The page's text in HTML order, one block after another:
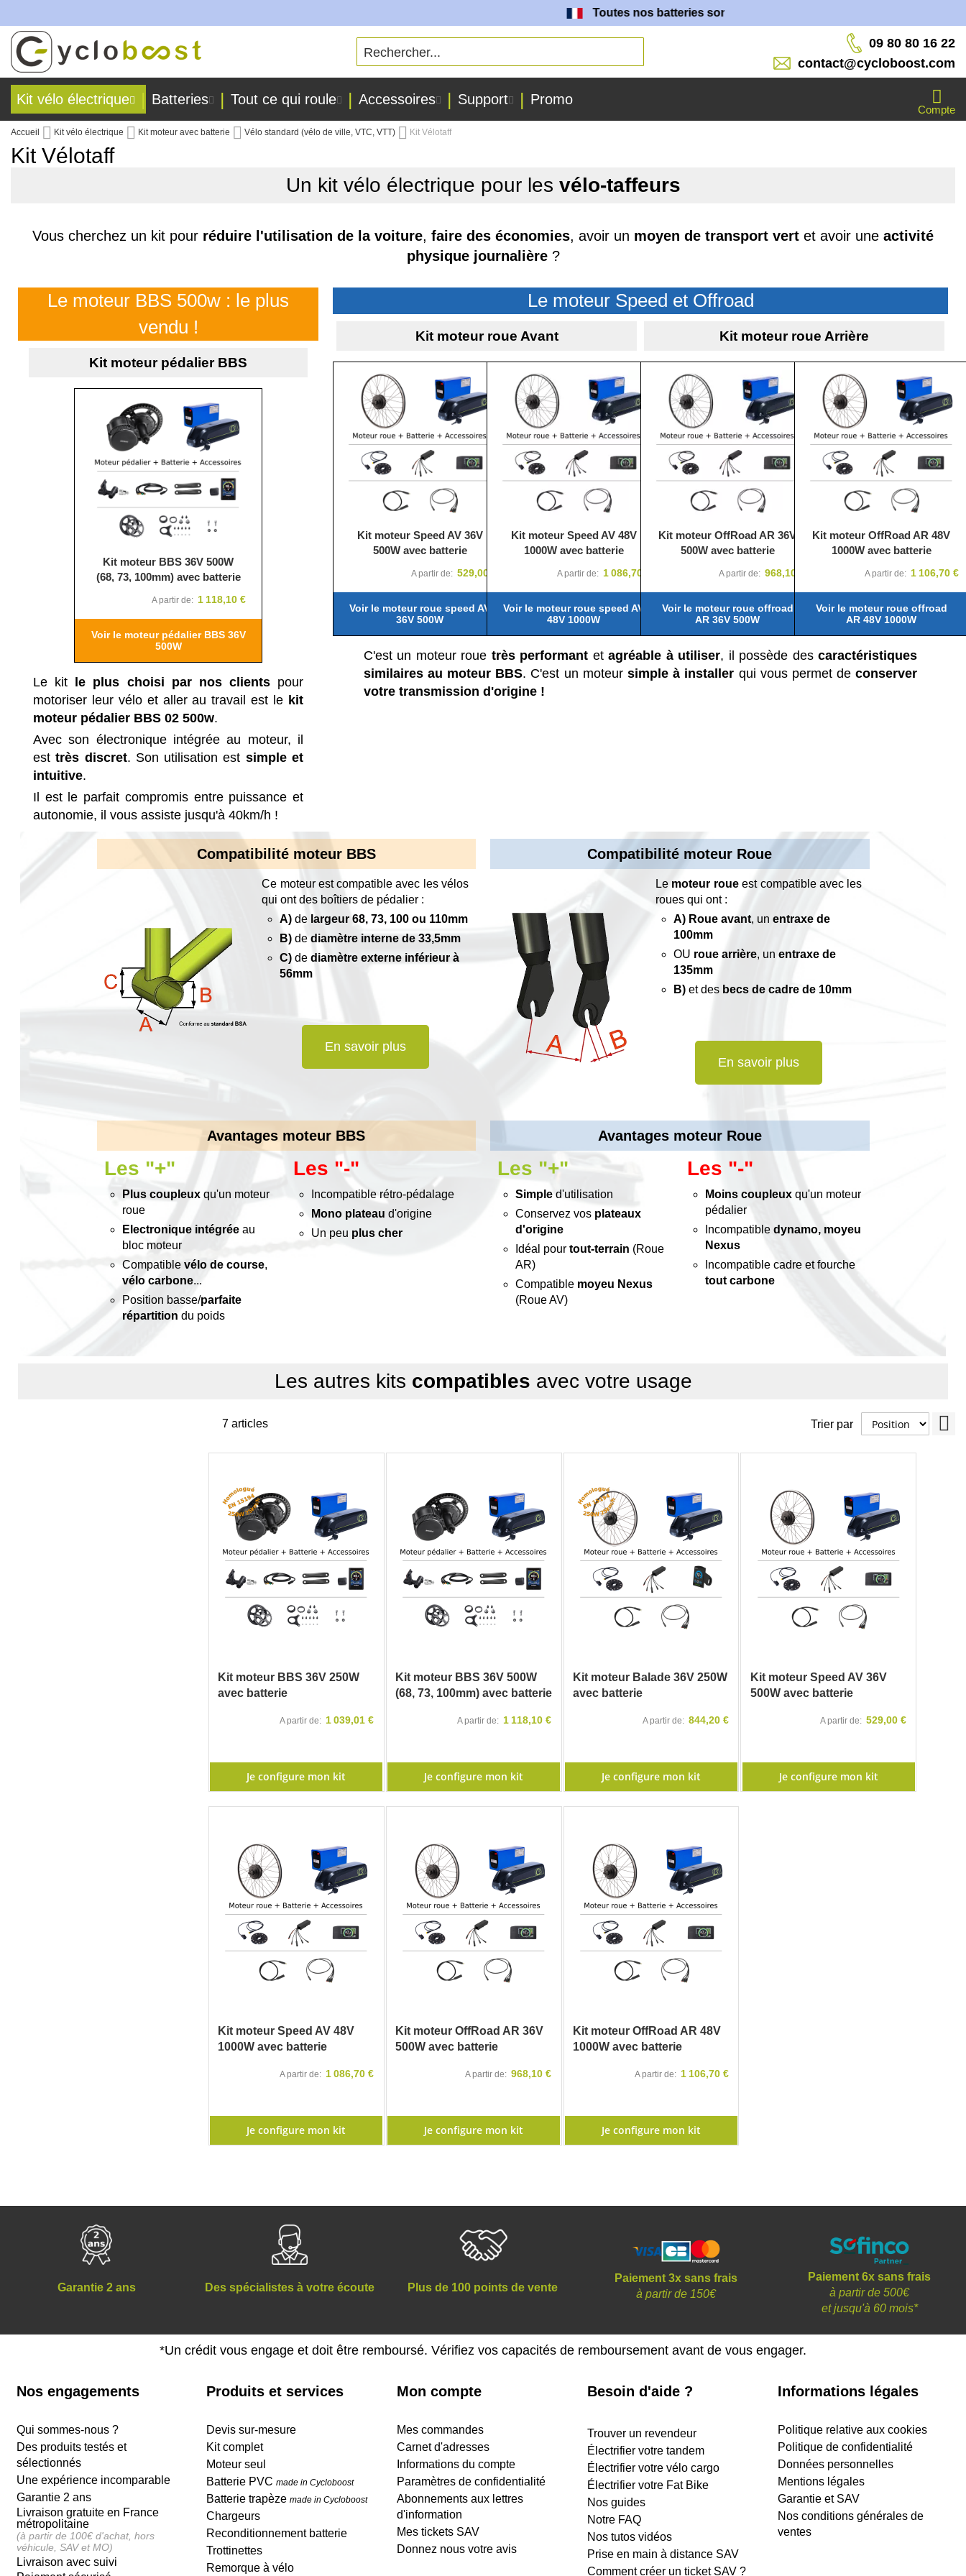
Toutes nos batteries sont fabriquées dans nos ateliers !
Allez
au
contenu
09 80 80 16 22
contact@cycloboost.com
Compte
Kit vélo électrique Batteries Tout ce qui roule Accessoires Support Promo
Accueil Kit vélo électrique Kit moteur avec batterie Vélo standard (vélo de ville, VTC, VTT) Kit Vélotaff
Kit Vélotaff
Un kit vélo électrique pour les vélo-taffeurs
Vous cherchez un kit pour réduire l'utilisation de la voiture, faire des économies, avoir un moyen de transport vert et avoir une activité
physique journalière?
Le moteur BBS 500w : le plus
vendu !
Kit moteur pédalier BBS
Kit moteur BBS 36V 500W
(68, 73, 100mm) avec batterie
A partir de 1 118,10 €
Voir le moteur pédalier BBS 36V
500W
Le kit le plus choisi par nos clientspour
motoriser leur vélo et aller au travail est le kit
moteur pédalier BBS 02 500w.
Avec son électronique intégrée au moteur, il
esttrès discret. Son utilisation est simple et
intuitive.
Il est le parfait compromis entre puissance et
autonomie, il vous assiste jusqu'à 40km/h !
Le moteur Speed et Offroad
Kit moteur roue Avant
Kit moteur Speed AV 36V
500W avec batterie
A partir de 529,00 €
Voir le moteur roue speed AV
36V 500W
Kit moteur Speed AV 48V
1000W avec batterie
A partir de 1 086,70 €
Voir le moteur roue speed AV
48V 1000W
Kit moteur roue Arrière
Kit moteur OffRoad AR 36V
500W avec batterie
A partir de 968,10 €
Voir le moteur roue offroad
AR 36V 500W
Kit moteur OffRoad AR 48V
1000W avec batterie
A partir de 1 106,70 €
Voir le moteur roue offroad
AR 48V 1000W
C'est un moteur roue très performant et agréable à utiliser, il possède descaractéristiques
similaires au moteur BBS. C'est un moteur simple à installer qui vous permet deconserver
votre transmission d'origine !
Compatibilité moteur BBS
Ce moteur est compatible avec les vélos
qui ont des boîtiers de pédalier :
A) de largeur 68, 73, 100 ou 110mm
B) de diamètre interne de 33,5mm
C) de diamètre externe inférieur à
56mm
En savoir plus
Compatibilité moteur Roue
Le moteur roue est compatible avec les
roues qui ont :
A) Roue avant, un entraxe de
100mm
OU roue arrière, un entraxe de
135mm
B) et des becs de cadre de 10mm
En savoir plus
Avantages moteur BBS
Les "+"
Plus coupleux qu'un moteur
roue
Electronique intégréeau
bloc moteur
Compatible vélo de course,
vélo carbone...
Position basse/parfaite
répartition du poids
Les "-"
Incompatible rétro-pédalage
Mono plateau d'origine
Un peu plus cher
Avantages moteur Roue
Les "+"
Simple d'utilisation
Conservez vos plateaux
d'origine
Idéal pour tout-terrain (Roue
AR)
Compatible moyeu Nexus
(Roue AV)
Les "-"
Moins coupleuxqu'un moteur
pédalier
Incompatible dynamo, moyeu
Nexus
Incompatible cadre et fourche
tout carbone
Les autres kits compatibles avec votre usage
7articles Trier par
Kit moteur BBS 36V 250W
avec batterie
A partir de 1 039,01 €
Je configure mon kit
Kit moteur BBS 36V 500W
(68, 73, 100mm) avec batterie
A partir de 1 118,10 €
Je configure mon kit
Kit moteur Balade 36V 250W
avec batterie
A partir de 844,20 €
Je configure mon kit
Kit moteur Speed AV 36V
500W avec batterie
A partir de 529,00 €
Je configure mon kit
Kit moteur Speed AV 48V
1000W avec batterie
A partir de 1 086,70 €
Je configure mon kit
Kit moteur OffRoad AR 36V
500W avec batterie
A partir de 968,10 €
Je configure mon kit
Kit moteur OffRoad AR 48V
1000W avec batterie
A partir de 1 106,70 €
Je configure mon kit
Garantie 2 ans Des spécialistes à votre écoute Plus de 100 points de vente
Paiement 3x sans frais
à partir de 150€
Paiement 6x sans frais
à partir de 500€
etjusqu'à 60 mois*
*Un crédit vous engage et doit être remboursé. Vérifiez vos capacités de remboursement avant de vous engager.
Nos engagements
Qui sommes-nous ?
Des produits testés et
sélectionnés
Une expérience incomparable
Garantie 2 ans
Livraison gratuite en France
métropolitaine
(à partir de 100€ d'achat, hors
véhicule, SAV et MO)
Livraison avec suivi
Produits et services
Devis sur-mesure
Kit complet
Moteur seul
Batterie PVCmade in Cycloboost
Batterie trapèzemade in Cycloboost
Chargeurs
Reconditionnement batterie
Trottinettes
Remorque à vélo
Mon compte
Mes commandes
Carnet d'adresses
Informations du compte
Paramètres de confidentialité
Abonnements aux lettres
d'information
Mes tickets SAV
Donnez nous votre avis
Besoin d'aide ?
Trouver un revendeur
Électrifier votre tandem
Électrifier votre vélo cargo
Électrifier votre Fat Bike
Nos guides
Notre FAQ
Nos tutos vidéos
Prise en main à distance SAV
Comment créer un ticket SAV ?
Informations légales
Politique relative aux cookies
Politique de confidentialité
Données personnelles
Mentions légales
Garantie et SAV
Nos conditions générales de
ventes